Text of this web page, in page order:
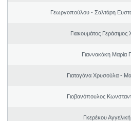
Γεωργοπούλου - Σαλτάρη
Γιακουμάτος
Γιαννακάκη Μαρία
Γιαταγάνα Χρυσούλα -
Γιοβανόπουλος
Γκερέκου